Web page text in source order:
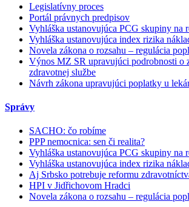
Legislatívny proces
Portál právnych predpisov
Vyhláška ustanovujúca PCG skupiny na
Vyhláška ustanovujúca index rizika
Novela zákona o rozsahu – regulácia
Výnos MZ SR upravujúci podrobnosti o
zdravotnej službe
Návrh zákona upravujúci poplatky u
Správy
SACHO: čo robíme
PPP nemocnica: sen či realita?
Vyhláška ustanovujúca PCG skupiny na
Vyhláška ustanovujúca index rizika
Aj Srbsko potrebuje reformu
HPI v Jidřichovom Hradci
Novela zákona o rozsahu – regulácia